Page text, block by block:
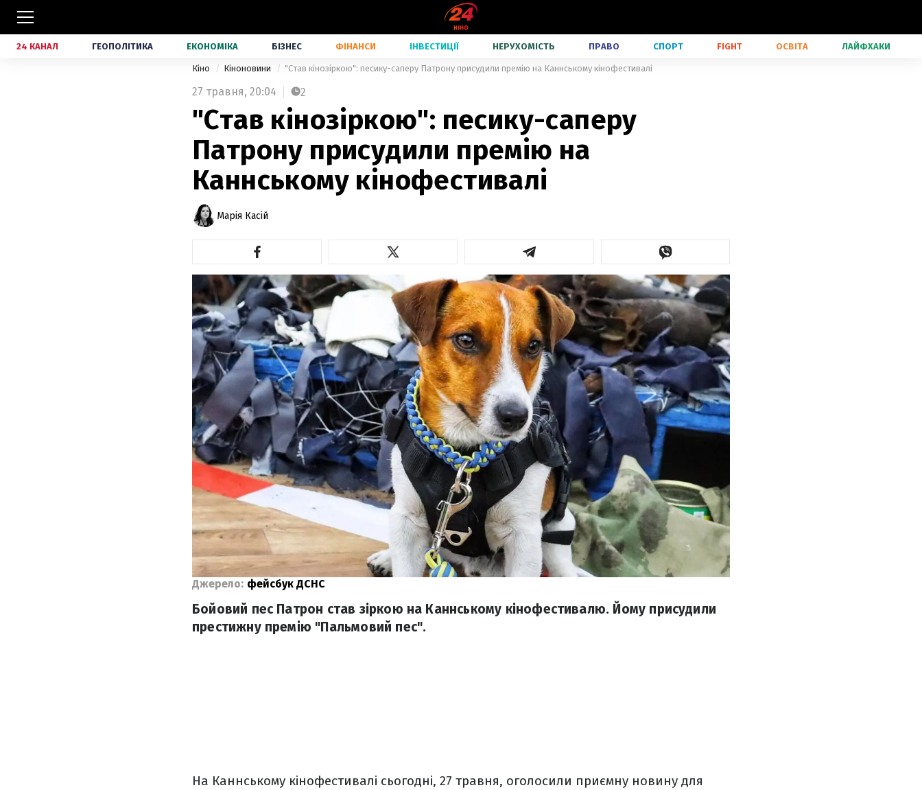
24 КАНАЛ ГЕОПОЛІТИКА ЕКОНОМІКА БІЗНЕС ФІНАНСИ ІНВЕСТИЦІЇ НЕРУХОМІСТЬ ПРАВО СПОРТ FIGHT ОСВІТА ЛАЙФХАКИ
Кіно Кіноновини "Став кінозіркою": песику-саперу Патрону присудили премію на Каннському кінофестивалі
27 травня, 20:04 2
"Став кінозіркою": песику-саперу
Патрону присудили премію на
Каннському кінофестивалі
Марія Касій
Джерело: фейсбук ДСНС
Бойовий пес Патрон став зіркою на Каннському кінофестивалю. Йому присудили
престижну премію "Пальмовий пес".
На Каннському кінофестивалі сьогодні, 27 травня, оголосили приємну новину для